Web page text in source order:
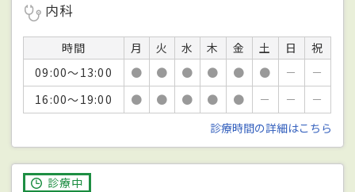
内科
時間 月 火 水 木 金 土 日
祝
09:00～13:00
● ● ● ● ● ● －
－
16:00～19:00
● ● ● ● ● － －
－
診療時間の詳細はこちら
診療中